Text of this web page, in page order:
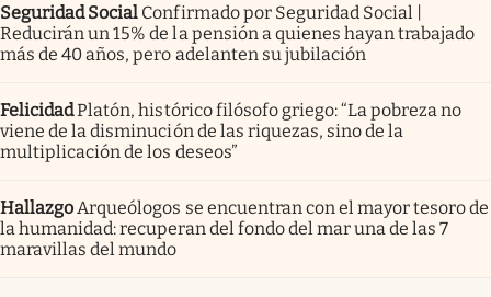
Seguridad Social Confirmado por Seguridad Social |
Reducirán un 15% de la pensión a quienes hayan trabajado
más de 40 años, pero adelanten su jubilación
FelicidadPlatón, histórico filósofo griego: “La pobreza no
viene de la disminución de las riquezas, sino de la
multiplicación de los deseos”
Hallazgo Arqueólogos se encuentran con el mayor tesoro de
la humanidad: recuperan del fondo del mar una de las 7
maravillas del mundo